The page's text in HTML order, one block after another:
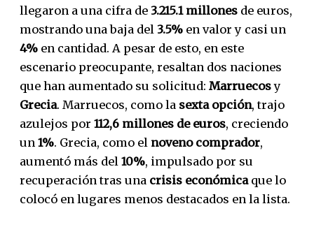
llegaron a una cifra de 3.215.1 millones de euros,
mostrando una baja del 3.5% en valor y casi un
4% en cantidad. A pesar de esto, en este
escenario preocupante, resaltan dos naciones
que han aumentado su solicitud: Marruecosy
Grecia. Marruecos, como la sexta opción, trajo
azulejos por 112,6 millones de euros, creciendo
un 1%. Grecia, como el noveno comprador,
aumentó más del 10%, impulsado por su
recuperación tras una crisis económicaque lo
colocó en lugares menos destacados en la lista.